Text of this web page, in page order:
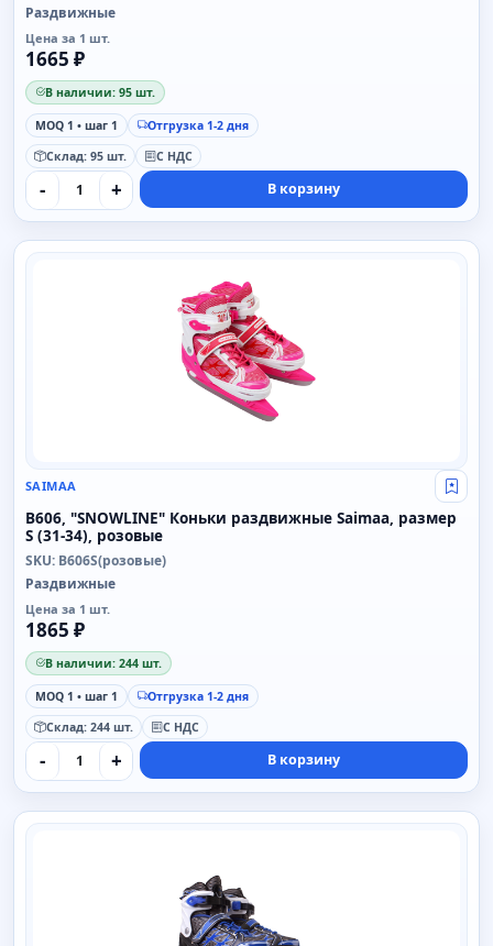
Раздвижные
Цена за 1 шт.
1665 ₽
В наличии: 95 шт.
MOQ 1 • шаг 1
Отгрузка 1-2 дня
Склад: 95 шт.
С НДС
- + В корзину
SAIMAA
SAIMAA Свой
B606, "SNOWLINE" Коньки раздвижные Saimaa, размер
S (31-34), розовые
SKU: B606S(розовые)
Раздвижные
Цена за 1 шт.
1865 ₽
В наличии: 244 шт.
MOQ 1 • шаг 1
Отгрузка 1-2 дня
Склад: 244 шт.
С НДС
- + В корзину
SAIMAA